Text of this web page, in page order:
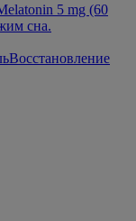
5 mg (60
сна.
Восстановление